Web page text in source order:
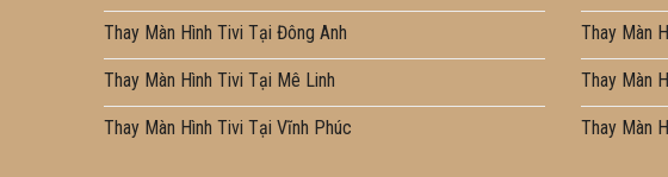
Thay Màn Hình Tivi Tại Đông Anh
Thay Màn Hình Tivi Tại Mê Linh
Thay Màn Hình Tivi Tại Vĩnh Phúc
Thay Màn
Thay Màn
Thay Màn